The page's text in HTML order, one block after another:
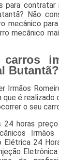
para contratar
Não
mecânico
mecânico
Butantã?
Irmãos
é realizado
o seu
horas preço
Irmãos
24